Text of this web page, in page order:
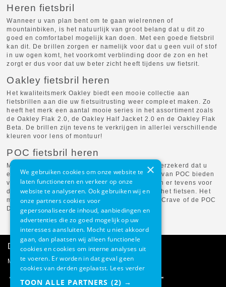
Heren fietsbril
Wanneer u van plan bent om te gaan wielrennen of
mountainbiken, is het natuurlijk van groot belang dat u dit zo
goed en comfortabel mogelijk kan doen. Met een goede fietsbril
kan dit. De brillen zorgen er namelijk voor dat u geen vuil of stof
in uw ogen komt, het voorkomt verblinding door de zon en het
zorgt er dus voor dat uw beter zicht heeft tijdens uw fietsrit.
Oakley fietsbril heren
Het kwaliteitsmerk Oakley biedt een mooie collectie aan
fietsbrillen aan die uw fietsuitrusting weer compleet maken. Zo
heeft het merk een aantal mooie series in het assortiment zoals
de Oakley Flak 2.0, de Oakley Half Jacket 2.0 en de Oakley Flak
Beta. De brillen zijn tevens te verkrijgen in allerlei verschillende
kleuren voor lens of montuur!
POC fietsbril heren
Met een mooie fietsbril van POC bent u ervan verzekerd dat u
een bril heeft van de beste kwaliteit. De brillen van POC bieden
voldoende bescherming tegen de zon en zorgen er tevens voor
dat er geen stof of vuil in uw ogen komt tijdens het fietsen. Het
merk biedt ook mooie series aan zoals de POC Crave of de POC
DO Blade serie.
Direct advies
Mail onze klantenservice
×
We gebruiken cookies om onze website te
laten functioneren en verkeer op onze
website te analyseren. Ook gebruiken wij en
onze partners cookies voor
gepersonaliseerde inhoud, aanbiedingen en
advertenties die zo goed mogelijk op uw
interesses aansluiten. Mocht u niet akkoord
gaan, dan plaatsen wij alleen functionele
cookies en cookies om interne analyses uit
te voeren. Er worden in dat geval geen
cookies van derden geplaatst. Lees verder
TOON ALLE PARTNERS (2) →